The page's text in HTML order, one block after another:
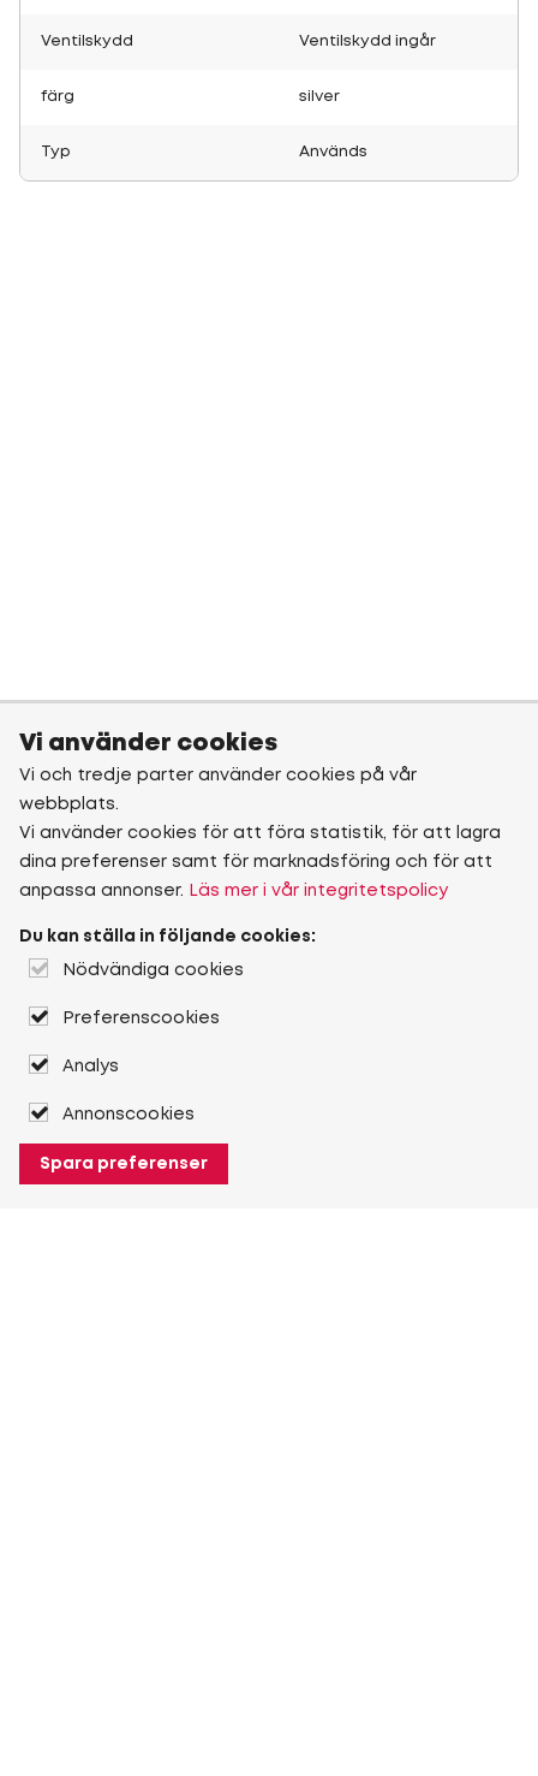
Ventilskydd Ventilskydd ingår
färg silver
Typ Används
Vi använder cookies
Vi och tredje parter använder cookies på vår
webbplats.
Vi använder cookies för att föra statistik, för att lagra
dina preferenser samt för marknadsföring och för att
anpassa annonser.
Läs mer i vår integritetspolicy
Du kan ställa in följande cookies:
Nödvändiga cookies
Preferenscookies
Analys
Annonscookies
Spara preferenser